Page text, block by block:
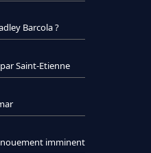
Barcola ?
Saint-Etienne
imminent